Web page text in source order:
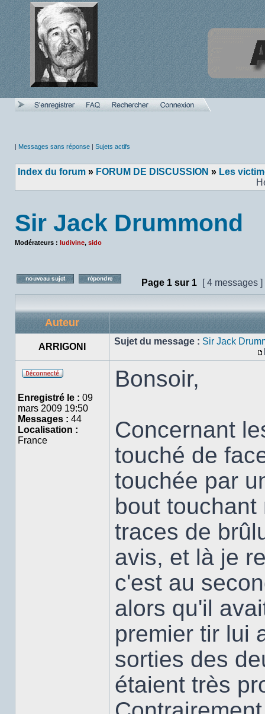
| Messages sans réponse | Sujets actifs
Index du forum » FORUM DE DISCUSSION » Les
Sir Jack Drummond
Modérateurs : ludivine, sido
Poster un nouveau sujetRépondre au sujet
Page 1 sur 1 [ 4 messages ]
Auteur
ARRIGONI
Sujet du message : Sir Jack
ligne
Enregistré le : 09
mars 2009 19:50
Messages : 44
Localisation :
France
Bonsoir,
Concernant
touché de
touchée par
bout
traces de
avis, et là je
c'est au
alors qu'il
premier tir lui
sorties des
étaient très